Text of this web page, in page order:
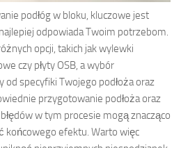
podłóg w bloku, kluczowe jest
odpowiada Twoim potrzebom.
opcji, takich jak wylewki
czy płyty OSB, a wybór
specyfiki Twojego podłoża oraz
przygotowanie podłoża oraz
w tym procesie mogą znacząco
końcowego efektu. Warto więc